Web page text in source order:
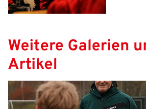
Weitere Galerien
Artikel